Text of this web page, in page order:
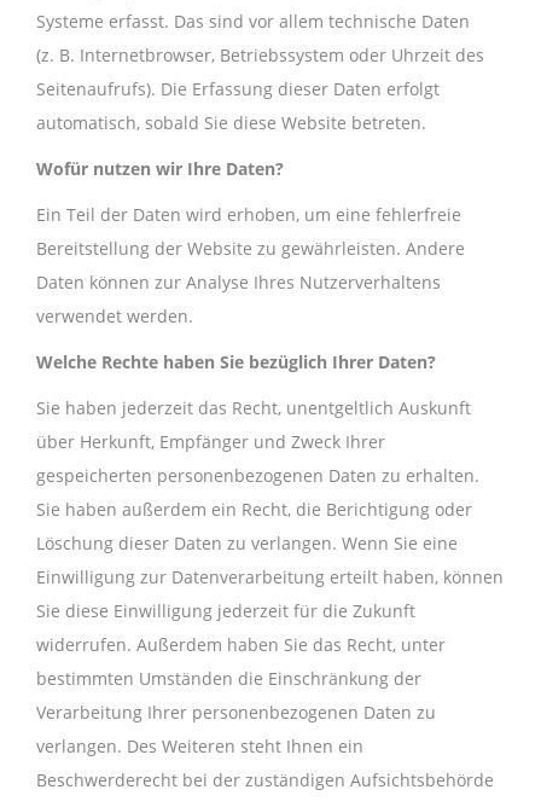
Systeme erfasst. Das sind vor allem technische Daten
(z. B. Internetbrowser, Betriebssystem oder Uhrzeit des
Seitenaufrufs). Die Erfassung dieser Daten erfolgt
automatisch, sobald Sie diese Website betreten.
Wofür nutzen wir Ihre Daten?
Ein Teil der Daten wird erhoben, um eine fehlerfreie
Bereitstellung der Website zu gewährleisten. Andere
Daten können zur Analyse Ihres Nutzerverhaltens
verwendet werden.
Welche Rechte haben Sie bezüglich Ihrer Daten?
Sie haben jederzeit das Recht, unentgeltlich Auskunft
über Herkunft, Empfänger und Zweck Ihrer
gespeicherten personenbezogenen Daten zu erhalten.
Sie haben außerdem ein Recht, die Berichtigung oder
Löschung dieser Daten zu verlangen. Wenn Sie eine
Einwilligung zur Datenverarbeitung erteilt haben, können
Sie diese Einwilligung jederzeit für die Zukunft
widerrufen. Außerdem haben Sie das Recht, unter
bestimmten Umständen die Einschränkung der
Verarbeitung Ihrer personenbezogenen Daten zu
verlangen. Des Weiteren steht Ihnen ein
Beschwerderecht bei der zuständigen Aufsichtsbehörde